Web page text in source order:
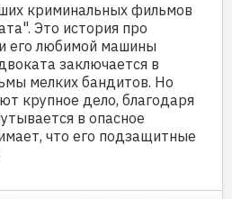
криминальных фильмов
Это история про
его любимой машины
заключается в
мелких бандитов. Но
крупное дело, благодаря
в опасное
что его подзащитные